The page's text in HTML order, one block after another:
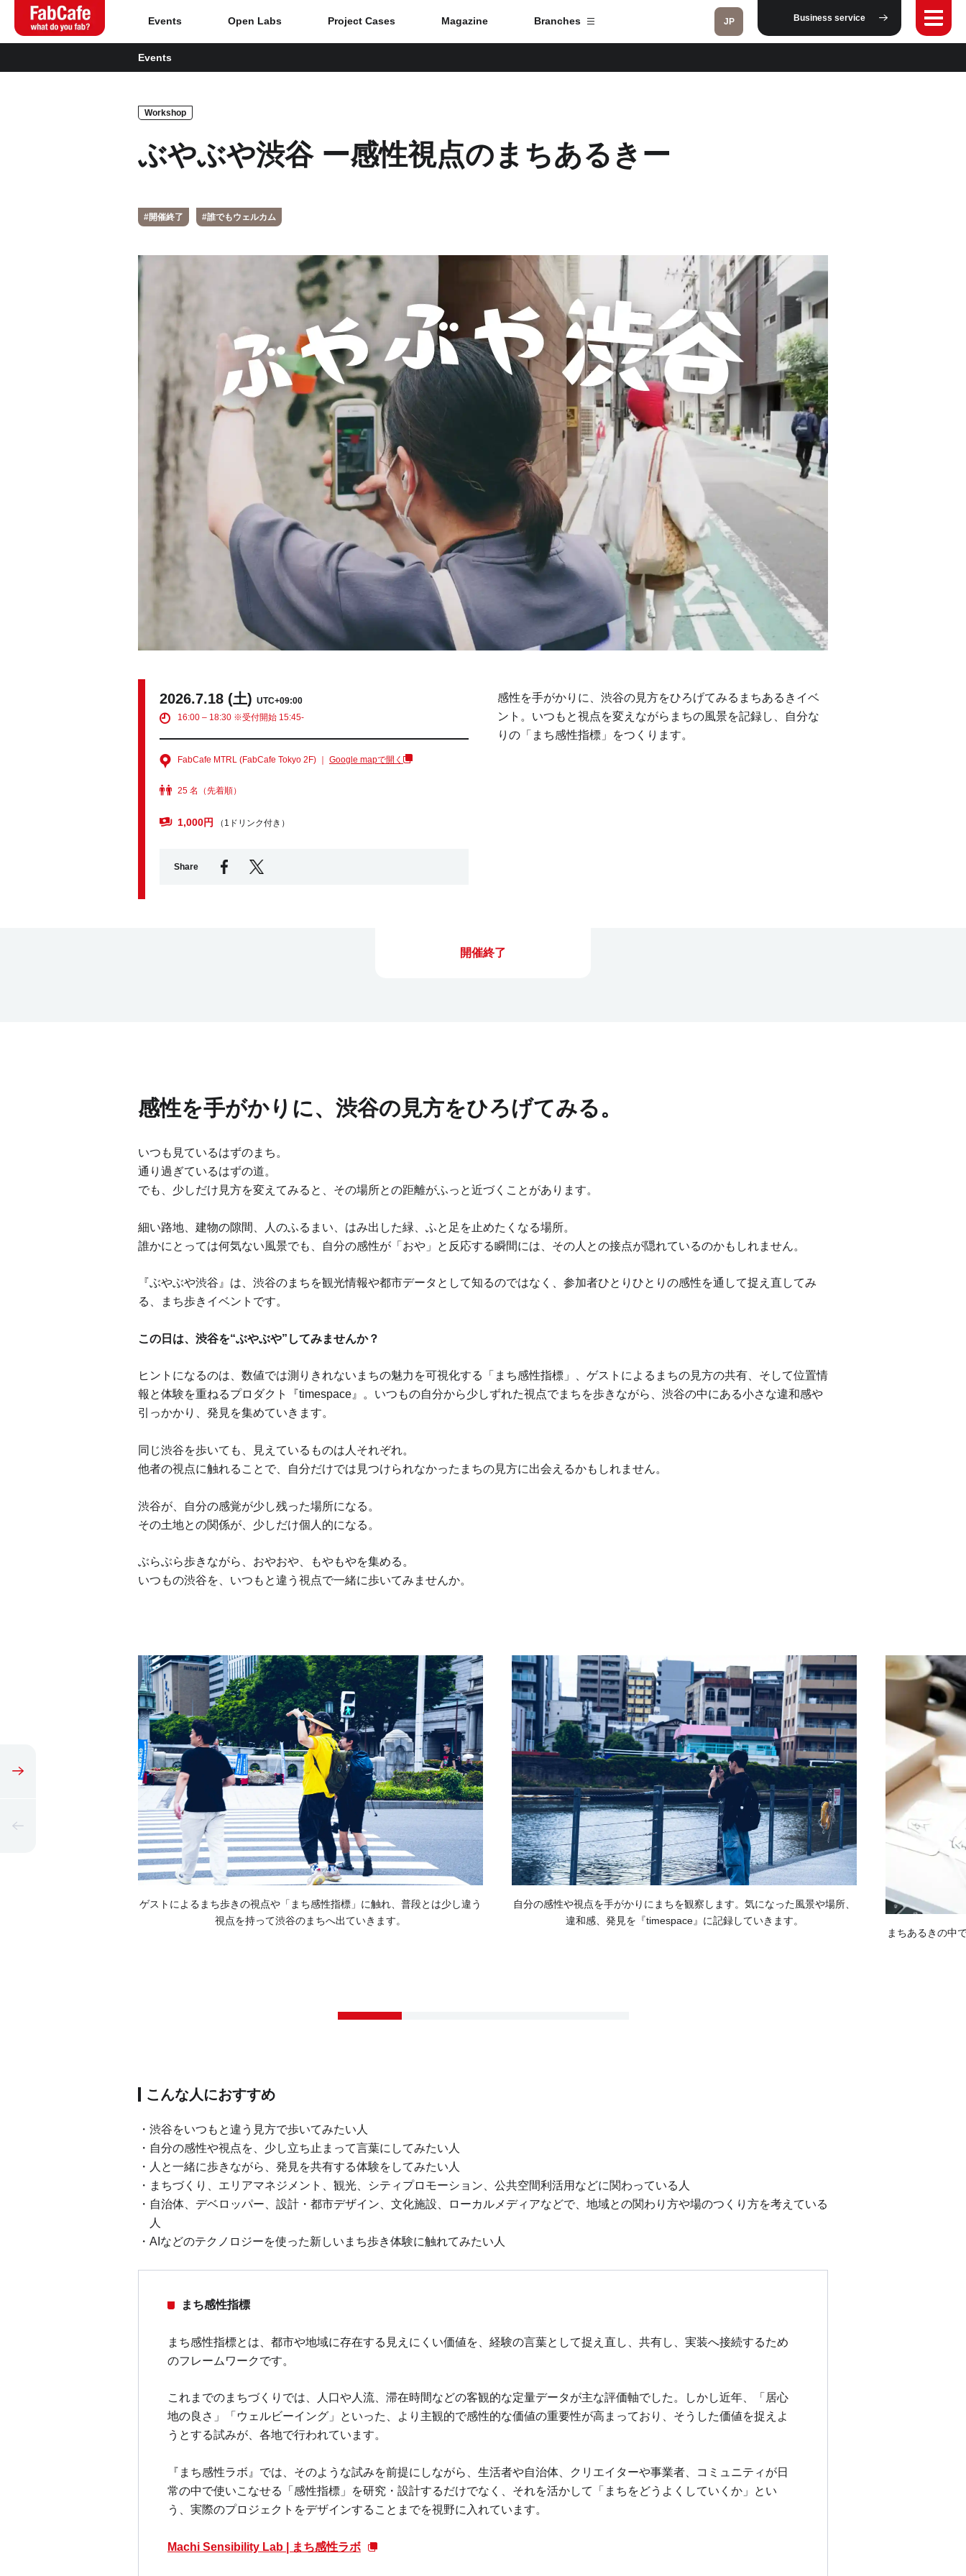
Global
Home
About
Project Cases
Contact
Branch List
Fuji
Osaka
Hida
Chiba
Taipei
Kuala Lumpur
Bangkok
Mexico City
Events Open Labs Project Cases Magazine Branches JP Business service
Events
Workshop
ぶやぶや渋谷 ー感性視点のまちあるきー
#開催終了 #誰でもウェルカム
感性を手がかりに、渋谷の見方をひろげてみるまちあるきイベ
ント。いつもと視点を変えながらまちの風景を記録し、自分な
りの「まち感性指標」をつくります。
2026.7.18 (土) UTC+09:00
16:00 – 18:30 ※受付開始 15:45-
FabCafe MTRL (FabCafe Tokyo 2F) ｜ Google mapで開く
25 名（先着順）
1,000円 （1ドリンク付き）
Share
開催終了
感性を手がかりに、渋谷の見方をひろげてみる。
いつも見ているはずのまち。
通り過ぎているはずの道。
でも、少しだけ見方を変えてみると、その場所との距離がふっと近づくことがあります。
細い路地、建物の隙間、人のふるまい、はみ出した緑、ふと足を止めたくなる場所。
誰かにとっては何気ない風景でも、自分の感性が「おや」と反応する瞬間には、その人との接点が隠れているのかもしれません。
『ぶやぶや渋谷』は、渋谷のまちを観光情報や都市データとして知るのではなく、参加者ひとりひとりの感性を通して捉え直してみ
る、まち歩きイベントです。
この日は、渋谷を“ぶやぶや”してみませんか？
ヒントになるのは、数値では測りきれないまちの魅力を可視化する「まち感性指標」、ゲストによるまちの見方の共有、そして位置情
報と体験を重ねるプロダクト『timespace』。いつもの自分から少しずれた視点でまちを歩きながら、渋谷の中にある小さな違和感や
引っかかり、発見を集めていきます。
同じ渋谷を歩いても、見えているものは人それぞれ。
他者の視点に触れることで、自分だけでは見つけられなかったまちの見方に出会えるかもしれません。
渋谷が、自分の感覚が少し残った場所になる。
その土地との関係が、少しだけ個人的になる。
ぶらぶら歩きながら、おやおや、もやもやを集める。
いつもの渋谷を、いつもと違う視点で一緒に歩いてみませんか。
ゲストによるまち歩きの視点や「まち感性指標」に触れ、普段とは少し違う
視点を持って渋谷のまちへ出ていきます。
自分の感性や視点を手がかりにまちを観察します。気になった風景や場所、
違和感、発見を『timespace』に記録していきます。
まちあるきの中
こんな人におすすめ
渋谷をいつもと違う見方で歩いてみたい人
自分の感性や視点を、少し立ち止まって言葉にしてみたい人
人と一緒に歩きながら、発見を共有する体験をしてみたい人
まちづくり、エリアマネジメント、観光、シティプロモーション、公共空間利活用などに関わっている人
自治体、デベロッパー、設計・都市デザイン、文化施設、ローカルメディアなどで、地域との関わり方や場のつくり方を考えている
人
AIなどのテクノロジーを使った新しいまち歩き体験に触れてみたい人
まち感性指標
まち感性指標とは、都市や地域に存在する見えにくい価値を、経験の言葉として捉え直し、共有し、実装へ接続するため
のフレームワークです。
これまでのまちづくりでは、人口や人流、滞在時間などの客観的な定量データが主な評価軸でした。しかし近年、「居心
地の良さ」「ウェルビーイング」といった、より主観的で感性的な価値の重要性が高まっており、そうした価値を捉えよ
うとする試みが、各地で行われています。
『まち感性ラボ』では、そのような試みを前提にしながら、生活者や自治体、クリエイターや事業者、コミュニティが日
常の中で使いこなせる「感性指標」を研究・設計するだけでなく、それを活かして「まちをどうよくしていくか」とい
う、実際のプロジェクトをデザインすることまでを視野に入れています。
Machi Sensibility Lab | まち感性ラボ